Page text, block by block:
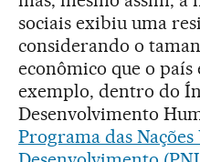
sociais exibiu uma
considerando o
econômico que o
exemplo, dentro do
Desenvolvimento
Programa das